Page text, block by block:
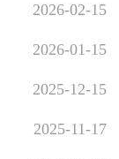
2026-02-15
2026-01-15
2025-12-15
2025-11-17